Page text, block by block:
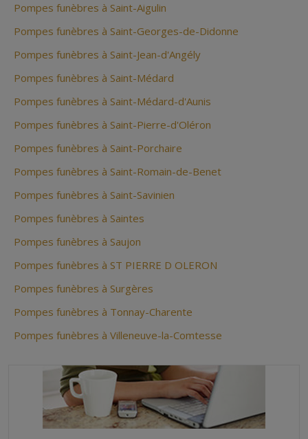
Pompes funèbres à Saint-Aigulin
Pompes funèbres à Saint-Georges-de-Didonne
Pompes funèbres à Saint-Jean-d'Angély
Pompes funèbres à Saint-Médard
Pompes funèbres à Saint-Médard-d'Aunis
Pompes funèbres à Saint-Pierre-d'Oléron
Pompes funèbres à Saint-Porchaire
Pompes funèbres à Saint-Romain-de-Benet
Pompes funèbres à Saint-Savinien
Pompes funèbres à Saintes
Pompes funèbres à Saujon
Pompes funèbres à ST PIERRE D OLERON
Pompes funèbres à Surgères
Pompes funèbres à Tonnay-Charente
Pompes funèbres à Villeneuve-la-Comtesse